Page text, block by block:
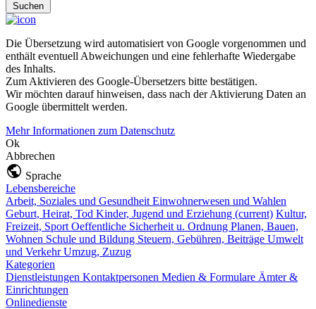
Suchen
Die Übersetzung wird automatisiert von Google vorgenommen und
enthält eventuell Abweichungen und eine fehlerhafte Wiedergabe
des Inhalts.
Zum Aktivieren des Google-Übersetzers bitte bestätigen.
Wir möchten darauf hinweisen, dass nach der Aktivierung Daten an
Google übermittelt werden.
Mehr Informationen zum Datenschutz
Ok
Abbrechen
Sprache
Lebensbereiche
Arbeit, Soziales und Gesundheit Einwohnerwesen und Wahlen
Geburt, Heirat, Tod Kinder, Jugend und Erziehung (current) Kultur,
Freizeit, Sport Oeffentliche Sicherheit u. Ordnung Planen, Bauen,
Wohnen Schule und Bildung Steuern, Gebühren, Beiträge Umwelt
und VerkehrUmzug, Zuzug
Kategorien
Dienstleistungen Kontaktpersonen Medien & Formulare Ämter &
Einrichtungen
Onlinedienste